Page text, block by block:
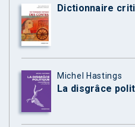
Dictionnaire
Michel Hastings
La disgrâce